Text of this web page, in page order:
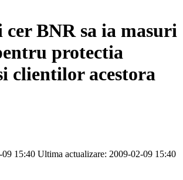
BNR sa ia masuri
protectia
clientilor acestora
09 15:40 Ultima actualizare: 2009-02-09 15:40